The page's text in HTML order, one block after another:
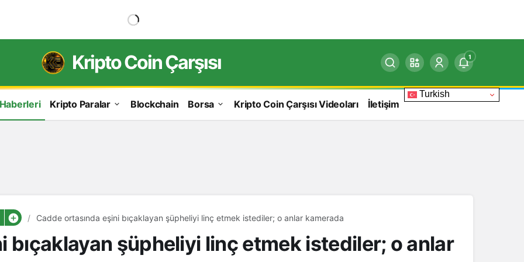
Kripto Coin Çarşısı 1
Kripto Paralar Blockchain Borsa Kripto Coin Çarşısı Videoları İletişim
Turkish
Cadde ortasında eşini bıçaklayan şüpheliyi linç etmek istediler; o anlar kamerada
bıçaklayan şüpheliyi linç etmek istediler; o anlar